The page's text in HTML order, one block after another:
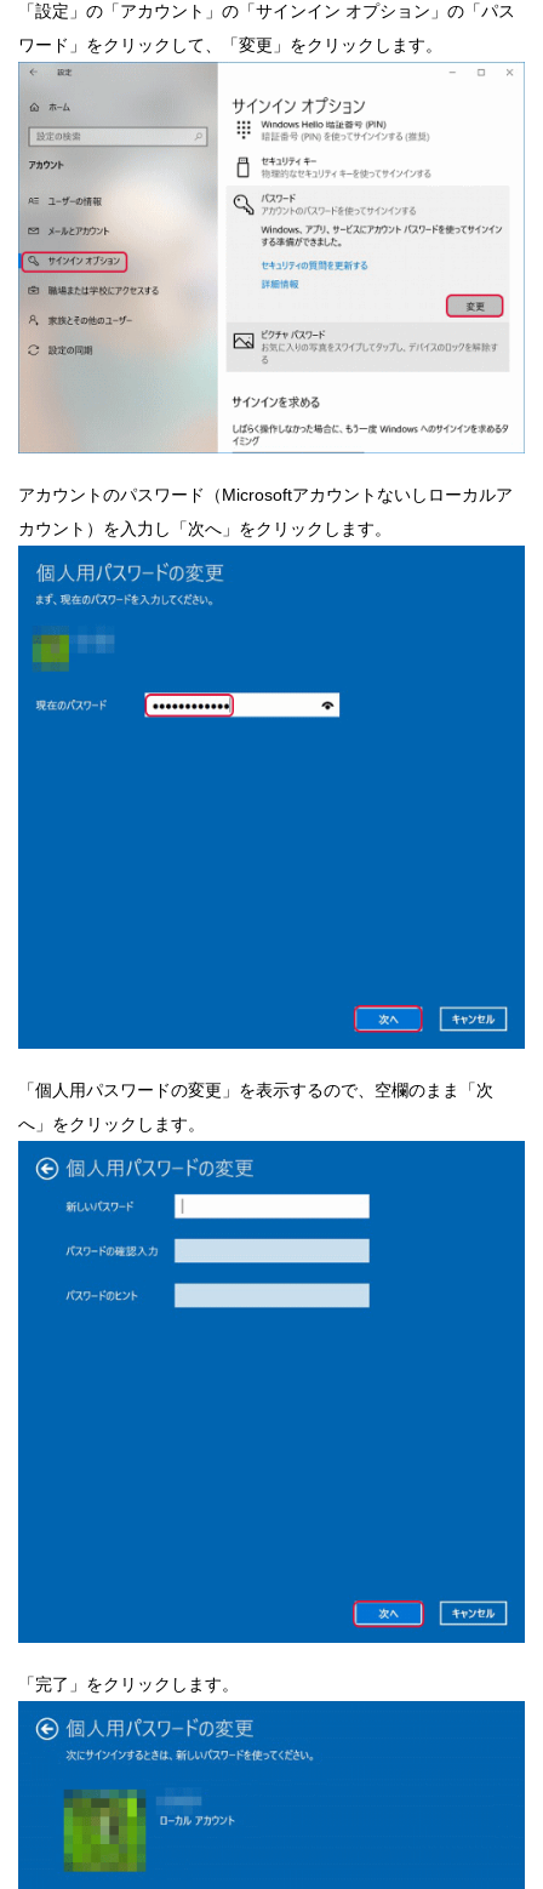
「設定」の「アカウント」の「サインイン オプション」の「パス
ワード」をクリックして、「変更」をクリックします。
アカウントのパスワード（Microsoftアカウントないしローカルア
カウント）を入力し「次へ」をクリックします。
「個人用パスワードの変更」を表示するので、空欄のまま「次
へ」をクリックします。
「完了」をクリックします。